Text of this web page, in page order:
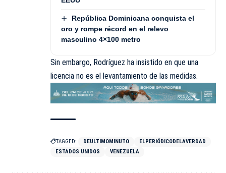
República Dominicana conquista el
oro y rompe récord en el relevo
masculino 4×100 metro
Sin embargo, Rodríguez ha insistido en que una
licencia no es el levantamiento de las medidas.
TAGGED: DEULTIMOMINUTO
ELPERIÓDICODELAVERDAD
ESTADOS UNIDOS
VENEZUELA